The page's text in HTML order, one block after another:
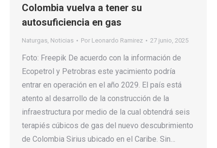
Colombia vuelva a tener su
autosuficiencia en gas
Naturgas, Noticias Por Leonardo Ramirez 27 junio, 2025
Foto: Freepik De acuerdo con la información de
Ecopetrol y Petrobras este yacimiento podría
entrar en operación en el año 2029. El país está
atento al desarrollo de la construcción de la
infraestructura por medio de la cual obtendrá seis
terapiés cúbicos de gas del nuevo descubrimiento
de Colombia Sirius ubicado en el Caribe. Sin…